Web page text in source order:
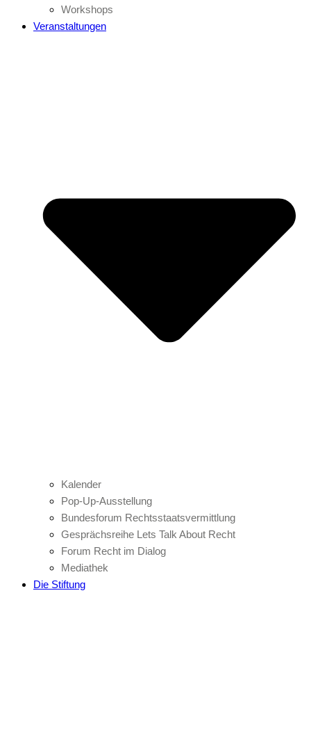
Workshops
Veranstaltungen
Kalender
Pop-Up-Ausstellung
Bundesforum Rechtsstaatsvermittlung
Gesprächsreihe Lets Talk About Recht
Forum Recht im Dialog
Mediathek
Die Stiftung